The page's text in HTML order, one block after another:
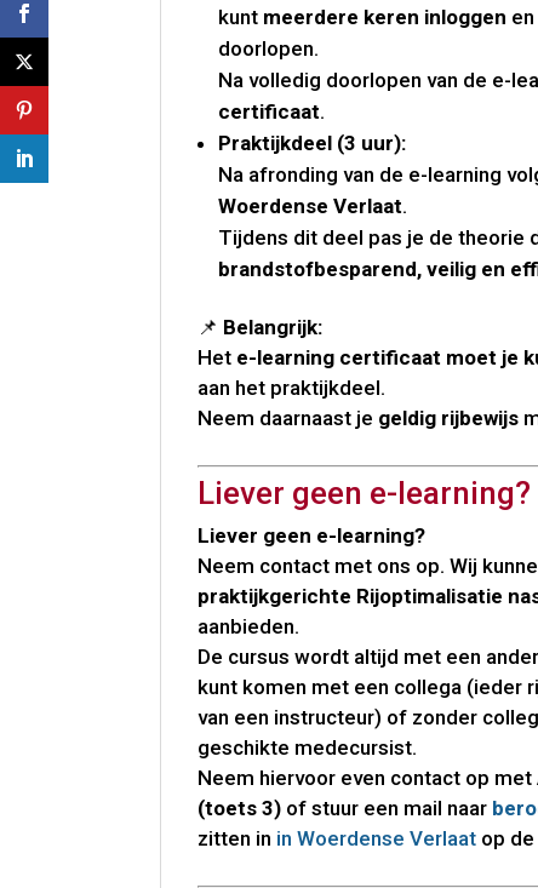
kunt meerdere keren inloggen
doorlopen.
Na volledig doorlopen van de e-
certificaat.
Praktijkdeel (3 uur):
Na afronding van de e-learning
Woerdense Verlaat.
Tijdens dit deel pas je de theorie
brandstofbesparend, veilig en
📌 Belangrijk:
Het e-learning certificaat moet je
aan het praktijkdeel.
Neem daarnaast je geldig rijbewijs
Liever geen e-learning?
Liever geen e-learning?
Neem contact met ons op. Wij
praktijkgerichte Rijoptimalisatie
aanbieden.
De cursus wordt altijd met een
kunt komen met een collega (ieder
van een instructeur) of zonder
geschikte medecursist.
Neem hiervoor even contact op met
(toets 3) of stuur een mail naar
zitten in in Woerdense Verlaat op